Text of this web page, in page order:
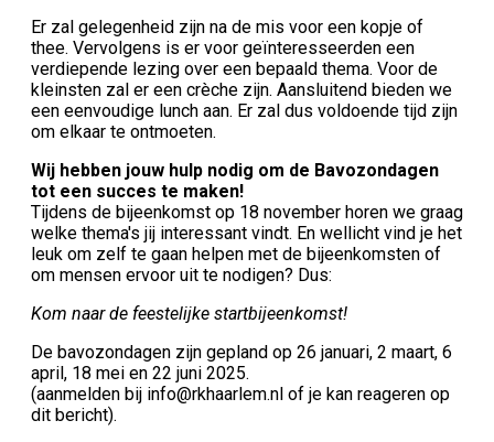
Er zal gelegenheid zijn na de mis voor een kopje of
thee. Vervolgens is er voor geïnteresseerden een
verdiepende lezing over een bepaald thema. Voor de
kleinsten zal er een crèche zijn. Aansluitend bieden we
een eenvoudige lunch aan. Er zal dus voldoende tijd zijn
om elkaar te ontmoeten.
Wij hebben jouw hulp nodig om de Bavozondagen
tot een succes te maken!
Tijdens de bijeenkomst op 18 november horen we graag
welke thema's jij interessant vindt. En wellicht vind je het
leuk om zelf te gaan helpen met de bijeenkomsten of
om mensen ervoor uit te nodigen? Dus:
Kom naar de feestelijke startbijeenkomst!
De bavozondagen zijn gepland op 26 januari, 2 maart, 6
april, 18 mei en 22 juni 2025.
(aanmelden bij info@rkhaarlem.nl of je kan reageren op
dit bericht).